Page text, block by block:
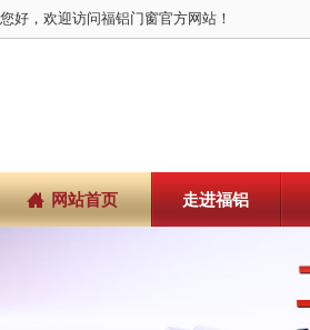
您好，欢迎访问福铝门窗官方网站！
网站首页 走进福铝